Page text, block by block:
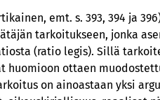
emt. s. 393, 394 ja
tarkoitukseen, jonka
(ratio legis). Sillä
huomioon ottaen
on ainoastaan yksi